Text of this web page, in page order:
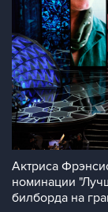
Актриса
номинации
билборда на